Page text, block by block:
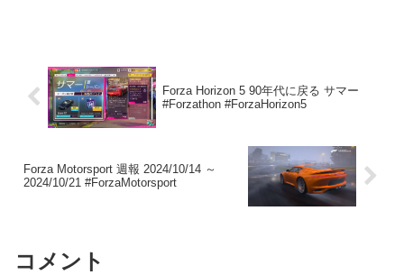
Forza Horizon 5 90年代に戻る サマー
#Forzathon #ForzaHorizon5
Forza Motorsport 週報 2024/10/14 ～
2024/10/21 #ForzaMotorsport
コメント